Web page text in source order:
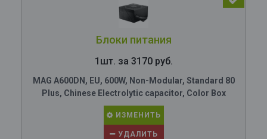
Блоки питания
1шт. за 3170 руб.
MAG A600DN, EU, 600W, Non-Modular, Standard 80
Plus, Chinese Electrolytic capacitor, Color Box
ИЗМЕНИТЬ
УДАЛИТЬ